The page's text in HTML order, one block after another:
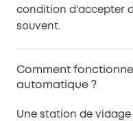
condition d'accepter
souvent.
Comment
automatique ?
Une station de